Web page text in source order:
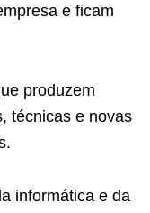
e ficam
produzem
técnicas e novas
informática e da